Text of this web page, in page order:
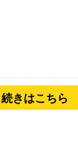
続きはこちら